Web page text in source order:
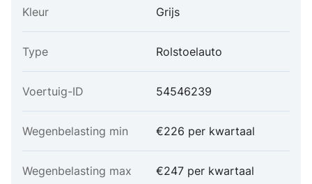
Kleur Grijs
Type Rolstoelauto
Voertuig-ID 54546239
Wegenbelasting min €226 per kwartaal
Wegenbelasting max €247 per kwartaal